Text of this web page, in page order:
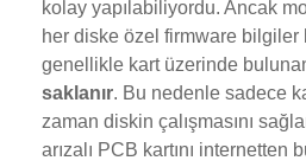
kolay yapılabiliyordu. Ancak
her diske özel firmware
genellikle kart üzerinde
saklanır. Bu nedenle sadece
zaman diskin çalışmasını
arızalı PCB kartını internetten